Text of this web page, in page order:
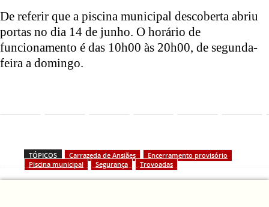
De referir que a piscina municipal descoberta abriu
portas no dia 14 de junho. O horário de
funcionamento é das 10h00 às 20h00, de segunda-
feira a domingo.
TÓPICOS Carrazeda de Ansiães
Encerramento provisório
Piscina municipal
Segurança Trovoadas